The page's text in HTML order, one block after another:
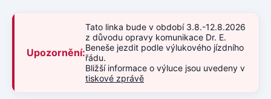
Upozornění:
Tato linka bude v období 3.8.-12.8.2026
z důvodu opravy komunikace Dr. E.
Beneše jezdit podle výlukového jízdního
řádu.
Bližší informace o výluce jsou uvedeny v
tiskové zprávě